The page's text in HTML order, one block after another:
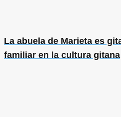
La abuela de Marieta es
familiar en la cultura gitana